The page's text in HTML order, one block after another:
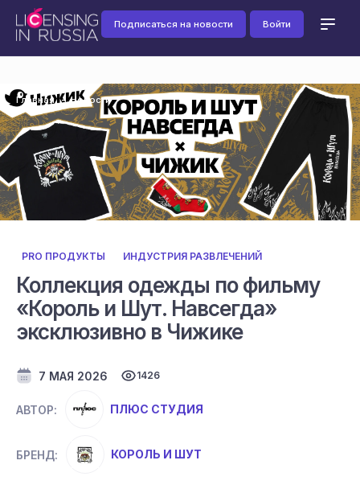
Подписаться на новости Войти
Главная Новости
PRO ПРОДУКТЫ ИНДУСТРИЯ РАЗВЛЕЧЕНИЙ
Коллекция одежды по фильму
«Король и Шут. Навсегда»
эксклюзивно в Чижике
7 МАЯ 2026 1426
АВТОР: ПЛЮС СТУДИЯ
БРЕНД: КОРОЛЬ И ШУТ